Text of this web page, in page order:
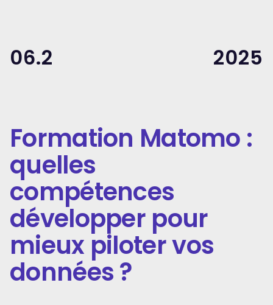
06.2 2025
Formation Matomo :
quelles
compétences
développer pour
mieux piloter vos
données ?